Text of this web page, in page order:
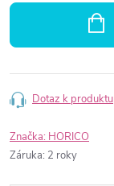
Dotaz k produktu
Značka: HORICO
Záruka: 2 roky